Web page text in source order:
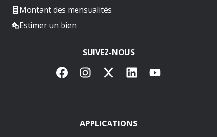
Montant des mensualités
Estimer un bien
SUIVEZ-NOUS
FacebookInstagram
X LinkedInYouTube
APPLICATIONS